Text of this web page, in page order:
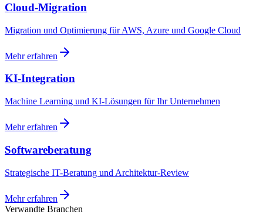
Cloud-Migration
Migration und Optimierung für AWS, Azure und Google Cloud
Mehr erfahren
KI-Integration
Machine Learning und KI-Lösungen für Ihr Unternehmen
Mehr erfahren
Softwareberatung
Strategische IT-Beratung und Architektur-Review
Mehr erfahren
Verwandte Branchen